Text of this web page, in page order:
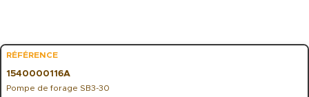
1540000116A
Pompe de forage SB3-30